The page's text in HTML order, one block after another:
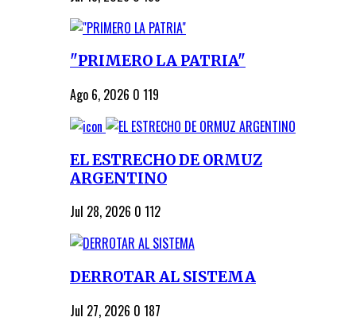
"PRIMERO LA PATRIA"
Ago 6, 2026 0 119
EL ESTRECHO DE ORMUZ
ARGENTINO
Jul 28, 2026 0 112
DERROTAR AL SISTEMA
Jul 27, 2026 0 187